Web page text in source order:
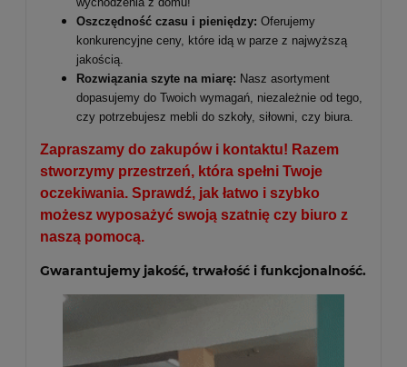
Oszczędność czasu i pieniędzy: Oferujemy
konkurencyjne ceny, które idą w parze z najwyższą
jakością.
Rozwiązania szyte na miarę: Nasz asortyment
dopasujemy do Twoich wymagań, niezależnie od tego,
czy potrzebujesz mebli do szkoły, siłowni, czy biura.
Zapraszamy do zakupów i kontaktu! Razem
stworzymy przestrzeń, która spełni Twoje
oczekiwania. Sprawdź, jak łatwo i szybko
możesz wyposażyć swoją szatnię czy biuro z
naszą pomocą.
Gwarantujemy jakość, trwałość i funkcjonalność.